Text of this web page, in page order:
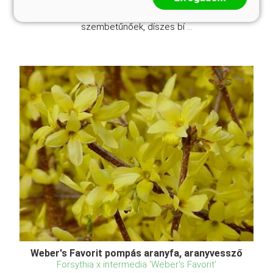
júniusban. Lombozata ősszel liláspirosra
szembetűnőek, díszes bí ...
Weber's Favorit pompás aranyfa, aranyvessző
Forsythia x intermedia 'Weber's Favorit'